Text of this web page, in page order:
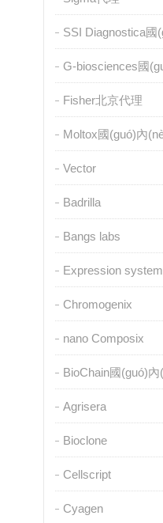
Fisher北京代理
Vector
Badrilla
Bangs labs
Expression system
Chromogenix
nano Composix
Agrisera
Bioclone
Cellscript
Cyagen